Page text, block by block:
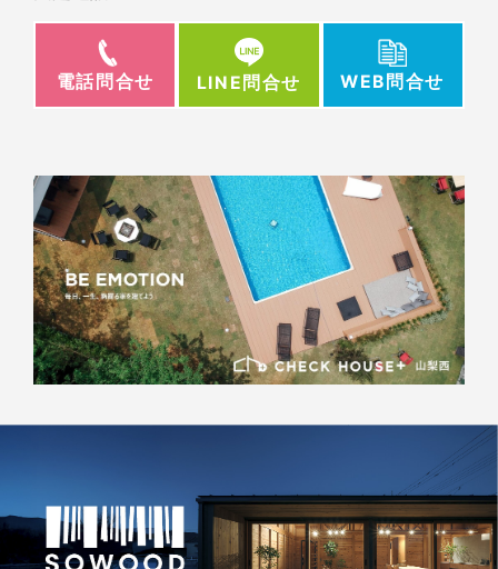
電話問合せ LINE問合せ WEB問合せ